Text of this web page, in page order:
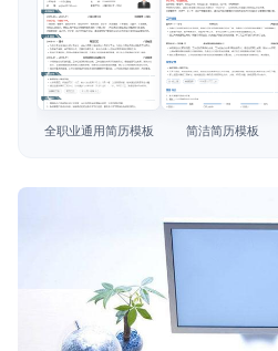
AI 职场工具 New
简历模板
简历教程
查看模板
全职业通用简历模板
查看模板
简洁简历模板